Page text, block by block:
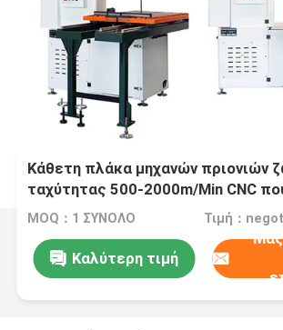
Κάθετη πλάκα μηχανών πριονιών
ταχύτητας 500-2000m/Min CNC
VH600
MOQ：1 ΣΥΝΟΛΟ Τιμή：
Καλύτερη τιμή